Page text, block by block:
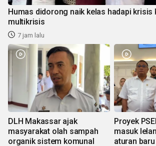
Humas didorong naik kelas hadapi krisis
multikrisis
7 jam lalu
DLH Makassar ajak
masyarakat olah sampah
organik sistem komunal
Proyek
masuk
aturan baru